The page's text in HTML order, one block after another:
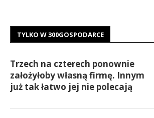
TYLKO W 300GOSPODARCE
Trzech na czterech ponownie
założyłoby własną firmę. Innym
już tak łatwo jej nie polecają